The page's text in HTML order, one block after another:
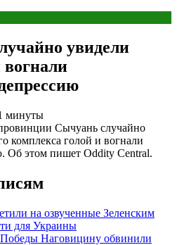
увидели
минуты
Сычуань случайно
комплекса голой и вогнали
Об этом пишет Oddity Central.
на озвученные Зеленским
для Украины
Наговицину обвинили